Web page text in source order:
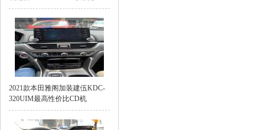
2021款本田雅阁加装建伍KDC-
320UIM最高性价比CD机